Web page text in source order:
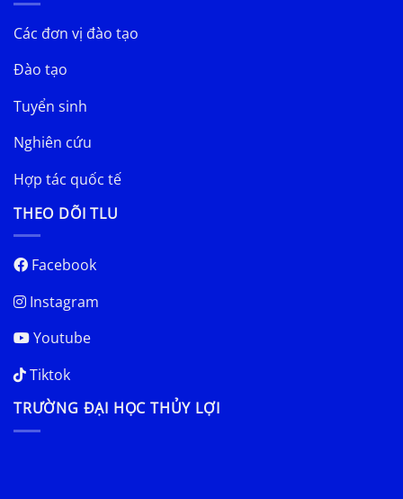
Các đơn vị đào tạo
Đào tạo
Tuyển sinh
Nghiên cứu
Hợp tác quốc tế
THEO DÕI TLU
Facebook
Instagram
Youtube
Tiktok
TRƯỜNG ĐẠI HỌC THỦY LỢI